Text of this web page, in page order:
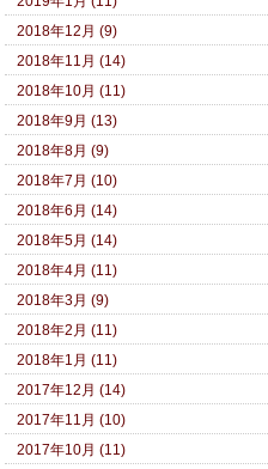
2018年12月 (9)
2018年11月 (14)
2018年10月 (11)
2018年9月 (13)
2018年8月 (9)
2018年7月 (10)
2018年6月 (14)
2018年5月 (14)
2018年4月 (11)
2018年3月 (9)
2018年2月 (11)
2018年1月 (11)
2017年12月 (14)
2017年11月 (10)
2017年10月 (11)